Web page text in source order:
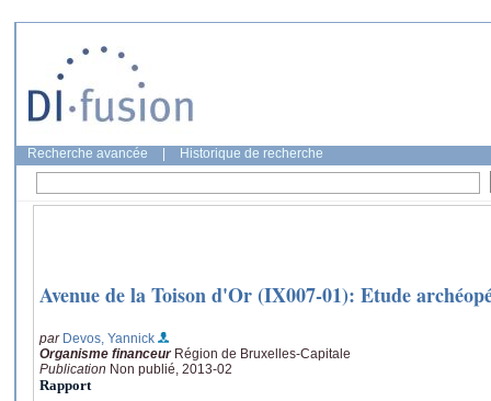
Recherche avancée Historique de recherche
Avenue de la Toison d'Or (IX007-01): Etude
par Devos, Yannick
Organisme financeur Région de Bruxelles-Capitale
Publication Non publié, 2013-02
Rapport